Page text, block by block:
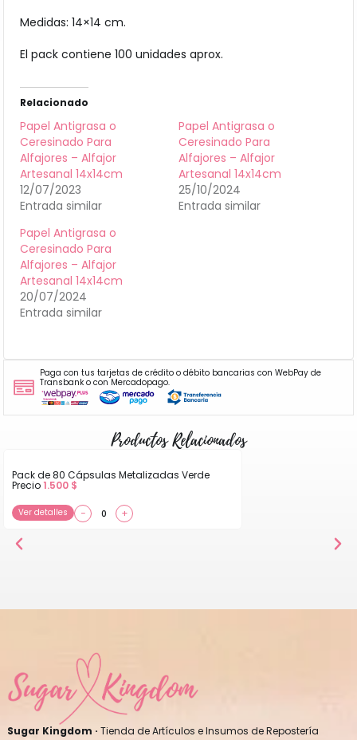
Medidas: 14×14 cm.
El pack contiene 100 unidades aprox.
Relacionado
Papel Antigrasa o
Ceresinado Para
Alfajores – Alfajor
Artesanal 14x14cm
12/07/2023
Entrada similar
Papel Antigrasa o
Ceresinado Para
Alfajores – Alfajor
Artesanal 14x14cm
25/10/2024
Entrada similar
Papel Antigrasa o
Ceresinado Para
Alfajores – Alfajor
Artesanal 14x14cm
20/07/2024
Entrada similar
Paga con tus tarjetas de crédito o débito bancarias con WebPay de
Transbank o con Mercadopago.
Productos Relacionados
Pack de 80 Cápsulas Metalizadas Verde
Precio 1.500 $
Ver detalles − +
Sugar Kingdom · Tienda de Artículos e Insumos de Repostería